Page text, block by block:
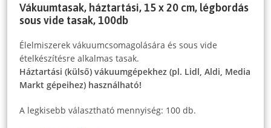
Vákuumtasak, háztartási, 15 x 20 cm, légbordás
sous vide tasak, 100db
Élelmiszerek vákuumcsomagolására és sous vide
ételkészítésre alkalmas tasak.
Háztartási (külső) vákuumgépekhez (pl. Lidl, Aldi, Media
Markt gépeihez) használható!
A legkisebb választható mennyiség: 100 db.